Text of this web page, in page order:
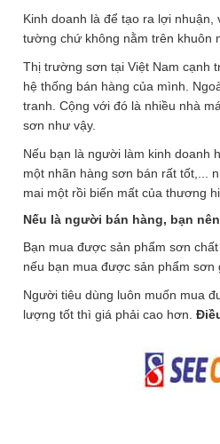
Kinh doanh là để tạo ra lợi
tường chứ không nằm trên khuôn
Thị trường sơn tại Việt Nam cạnh
hệ thống bán hàng của mình.
tranh. Cộng với đó là nhiều nhà
sơn như vậy.
Nếu bạn là người làm kinh doanh
một nhãn hàng sơn bán rất tốt,...
mai một rồi biến mất của thương
Nếu là người bán hàng, bạn
Bạn mua được sản phẩm sơn
nếu bạn mua được sản phẩm
Người tiêu dùng luôn muốn mua
lượng tốt thì giá phải cao hơn.